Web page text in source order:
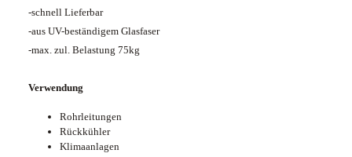
-schnell Lieferbar
-aus UV-beständigem Glasfaser
-max. zul. Belastung 75kg
Verwendung
Rohrleitungen
Rückkühler
Klimaanlagen